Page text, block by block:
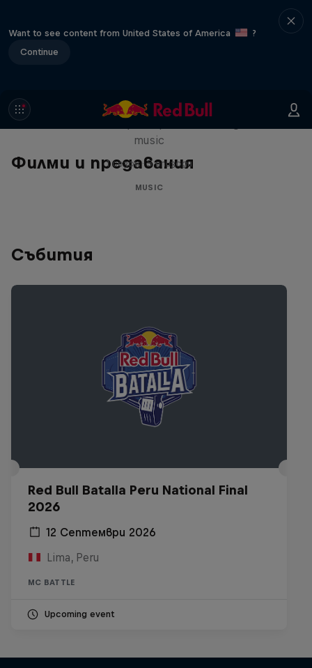
Want to see content from United States of America
?
Continue
Филми и предавания
Diggin' in the Carts
music
1 сезон · 5 епизоди
MUSIC
Събития
Red Bull Batalla Peru National Final
2026
12 Септември 2026
Lima, Peru
MC BATTLE
Upcoming event